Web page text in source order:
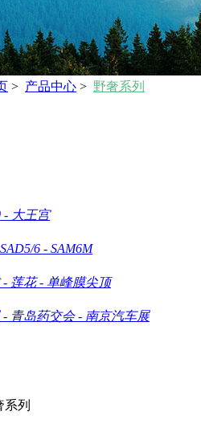
> 产品中心 > 野奢系列
- 大王宫
SAD5/6 - SAM6M
- 莲花 - 单峰膜尖顶
- 青岛药交会 - 南京汽车展
系列